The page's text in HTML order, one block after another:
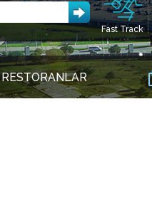
Fast Track